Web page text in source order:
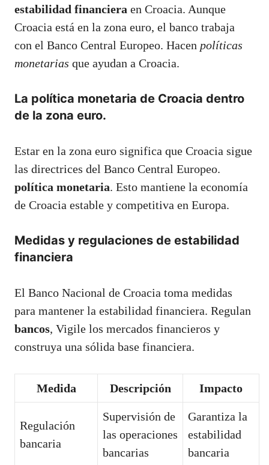
estabilidad financiera en Croacia. Aunque
Croacia está en la zona euro, el banco trabaja
con el Banco Central Europeo. Hacen políticas
monetarias que ayudan a Croacia.
La política monetaria de Croacia dentro
de la zona euro.
Estar en la zona euro significa que Croacia sigue
las directrices del Banco Central Europeo.
política monetaria. Esto mantiene la economía
de Croacia estable y competitiva en Europa.
Medidas y regulaciones de estabilidad
financiera
El Banco Nacional de Croacia toma medidas
para mantener la estabilidad financiera. Regulan
bancos, Vigile los mercados financieros y
construya una sólida base financiera.
Medida Descripción Impacto
Regulación
bancaria
Supervisión de
las operaciones
bancarias
Garantiza la
estabilidad
bancaria